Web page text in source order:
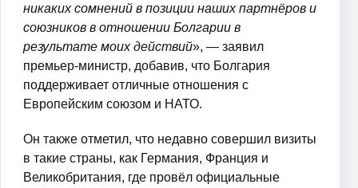
никаких сомнений в позиции наших партнёров и
союзников в отношении Болгарии в
результате моих действий», — заявил
премьер-министр, добавив, что Болгария
поддерживает отличные отношения с
Европейским союзом и НАТО.
Он также отметил, что недавно совершил визиты
в такие страны, как Германия, Франция и
Великобритания, где провёл официальные